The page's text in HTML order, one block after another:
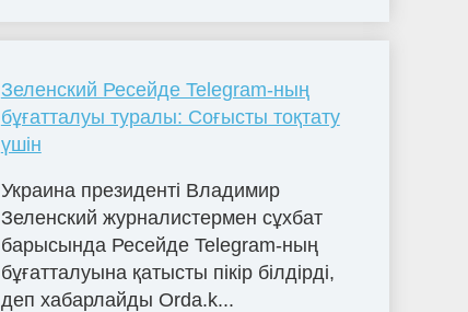
Зеленский Ресейде Telegram-ның
бұғатталуы туралы: Соғысты тоқтату
үшін
Украина президенті Владимир
Зеленский журналистермен сұхбат
барысында Ресейде Telegram-ның
бұғатталуына қатысты пікір білдірді,
деп хабарлайды Orda.k...